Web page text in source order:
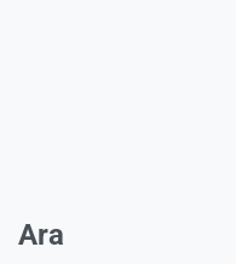
Ara